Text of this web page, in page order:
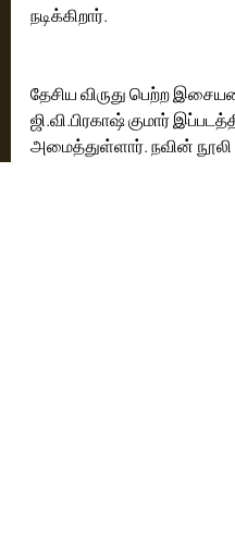
நடிக்கிறார்.
தேசிய விருது பெற்ற
ஜி.வி.பிரகாஷ் குமார்
அமைத்துள்ளார். நவின் நூலி